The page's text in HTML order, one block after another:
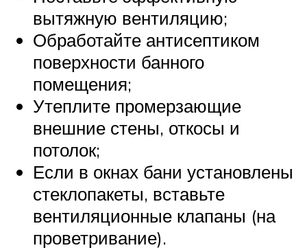
вытяжную вентиляцию;
Обработайте антисептиком
поверхности банного
помещения;
Утеплите промерзающие
внешние стены, откосы и
потолок;
Если в окнах бани установлены
стеклопакеты, вставьте
вентиляционные клапаны (на
проветривание).